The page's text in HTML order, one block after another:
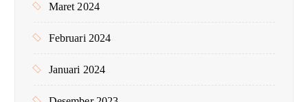
Maret 2024
Februari 2024
Januari 2024